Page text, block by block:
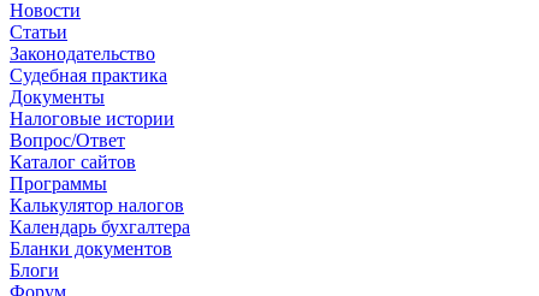
Новости
Cтатьи
Законодательство
Судебная практика
Документы
Налоговые истории
Вопрос/Ответ
Каталог сайтов
Программы
Калькулятор налогов
Календарь бухгалтера
Бланки документов
Блоги
Форум